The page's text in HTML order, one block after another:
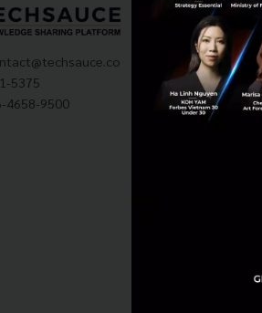
5375
4658-9500
About
Techsauce
Privacy
ส่งบทความ